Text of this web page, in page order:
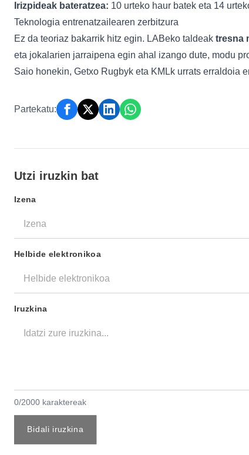
Irizpideak bateratzea: 10 urteko haur batek eta 14
Teknologia entrenatzailearen zerbitzura
Ez da teoriaz bakarrik hitz egin. LABeko taldeak tresna
eta jokalarien jarraipena egin ahal izango dute, modu
Saio honekin, Getxo Rugbyk eta KMLk urrats erraldoia
Partekatu:
Utzi iruzkin bat
Izena
Helbide elektronikoa
Iruzkina
0/2000 karaktereak
Bidali iruzkina